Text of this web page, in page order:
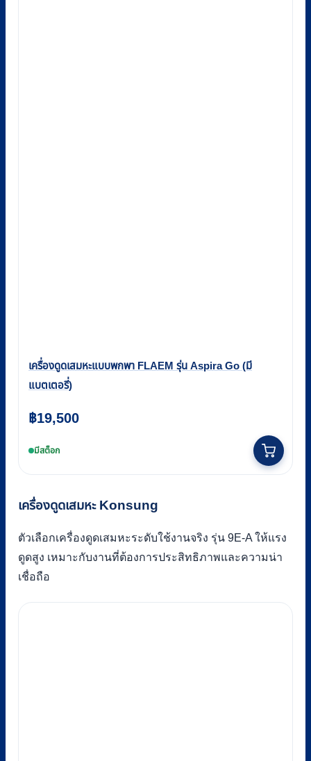
เครื่องดูดเสมหะแบบพกพา FLAEM รุ่น Aspira Go (มี
แบตเตอรี่)
฿19,500
มีสต็อก
เครื่องดูดเสมหะ Konsung
ตัวเลือกเครื่องดูดเสมหะระดับใช้งานจริง รุ่น 9E-A ให้แรง
ดูดสูง เหมาะกับงานที่ต้องการประสิทธิภาพและความน่า
เชื่อถือ